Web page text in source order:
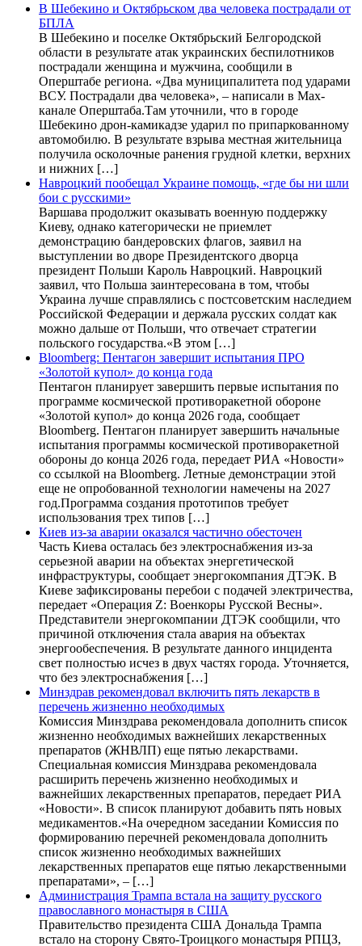
В Шебекино и Октябрьском два человека пострадали от
БПЛА
В Шебекино и поселке Октябрьский Белгородской
области в результате атак украинских беспилотников
пострадали женщина и мужчина, сообщили в
Оперштабе региона. «Два муниципалитета под ударами
ВСУ. Пострадали два человека», – написали в Max-
канале Оперштаба.Там уточнили, что в городе
Шебекино дрон-камикадзе ударил по припаркованному
автомобилю. В результате взрыва местная жительница
получила осколочные ранения грудной клетки, верхних
и нижних […]
Навроцкий пообещал Украине помощь, «где бы ни шли
бои с русскими»
Варшава продолжит оказывать военную поддержку
Киеву, однако категорически не приемлет
демонстрацию бандеровских флагов, заявил на
выступлении во дворе Президентского дворца
президент Польши Кароль Навроцкий. Навроцкий
заявил, что Польша заинтересована в том, чтобы
Украина лучше справлялись с постсоветским наследием
Российской Федерации и держала русских солдат как
можно дальше от Польши, что отвечает стратегии
польского государства.«В этом […]
Bloomberg: Пентагон завершит испытания ПРО
«Золотой купол» до конца года
Пентагон планирует завершить первые испытания по
программе космической противоракетной обороне
«Золотой купол» до конца 2026 года, сообщает
Bloomberg. Пентагон планирует завершить начальные
испытания программы космической противоракетной
обороны до конца 2026 года, передает РИА «Новости»
со ссылкой на Bloomberg. Летные демонстрации этой
еще не опробованной технологии намечены на 2027
год.Программа создания прототипов требует
использования трех типов […]
Киев из-за аварии оказался частично обесточен
Часть Киева осталась без электроснабжения из-за
серьезной аварии на объектах энергетической
инфраструктуры, сообщает энергокомпания ДТЭК. В
Киеве зафиксированы перебои с подачей электричества,
передает «Операция Z: Военкоры Русской Весны».
Представители энергокомпании ДТЭК сообщили, что
причиной отключения стала авария на объектах
энергообеспечения. В результате данного инцидента
свет полностью исчез в двух частях города. Уточняется,
что без электроснабжения […]
Минздрав рекомендовал включить пять лекарств в
перечень жизненно необходимых
Комиссия Минздрава рекомендовала дополнить список
жизненно необходимых важнейших лекарственных
препаратов (ЖНВЛП) еще пятью лекарствами.
Специальная комиссия Минздрава рекомендовала
расширить перечень жизненно необходимых и
важнейших лекарственных препаратов, передает РИА
«Новости». В список планируют добавить пять новых
медикаментов.«На очередном заседании Комиссия по
формированию перечней рекомендовала дополнить
список жизненно необходимых важнейших
лекарственных препаратов еще пятью лекарственными
препаратами», – […]
Администрация Трампа встала на защиту русского
православного монастыря в США
Правительство президента США Дональда Трампа
встало на сторону Свято-Троицкого монастыря РПЦЗ,